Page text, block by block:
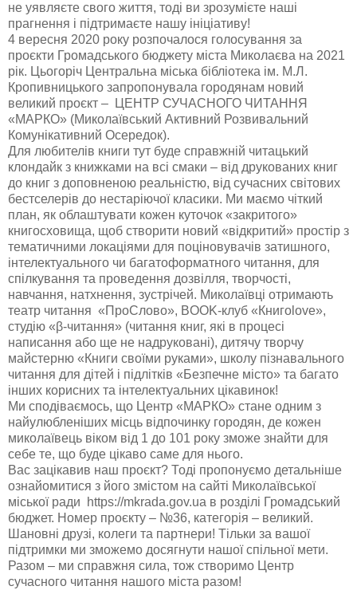
не уявляєте свого життя, тоді ви зрозумієте наші
прагнення і підтримаєте нашу ініціативу!
4 вересня 2020 року розпочалося голосування за
проєкти Громадського бюджету міста Миколаєва на 2021
рік. Цьогоріч Центральна міська бібліотека ім. М.Л.
Кропивницького запропонувала городянам новий
великий проєкт – ЦЕНТР СУЧАСНОГО ЧИТАННЯ
«МАРКО» (Миколаївський Активний Розвивальний
Комунікативний Осередок).
Для любителів книги тут буде справжній читацький
клондайк з книжками на всі смаки – від друкованих книг
до книг з доповненою реальністю, від сучасних світових
бестселерів до нестаріючої класики. Ми маємо чіткий
план, як облаштувати кожен куточок «закритого»
книгосховища, щоб створити новий «відкритий» простір з
тематичними локаціями для поціновувачів затишного,
інтелектуального чи багатоформатного читання, для
спілкування та проведення дозвілля, творчості,
навчання, натхнення, зустрічей. Миколаївці отримають
театр читання «ПроСлово», BOOK-клуб «Книгоlove»,
студію «β-читання» (читання книг, які в процесі
написання або ще не надруковані), дитячу творчу
майстерню «Книги своїми руками», школу пізнавального
читання для дітей і підлітків «Безпечне місто» та багато
інших корисних та інтелектуальних цікавинок!
Ми сподіваємось, що Центр «МАРКО» стане одним з
найулюбленіших місць відпочинку городян, де кожен
миколаївець віком від 1 до 101 року зможе знайти для
себе те, що буде цікаво саме для нього.
Вас зацікавив наш проєкт? Тоді пропонуємо детальніше
ознайомитися з його змістом на сайті Миколаївської
міської ради https://mkrada.gov.ua в розділі Громадський
бюджет. Номер проєкту – №36, категорія – великий.
Шановні друзі, колеги та партнери! Тільки за вашої
підтримки ми зможемо досягнути нашої спільної мети.
Разом – ми справжня сила, тож створимо Центр
сучасного читання нашого міста разом!